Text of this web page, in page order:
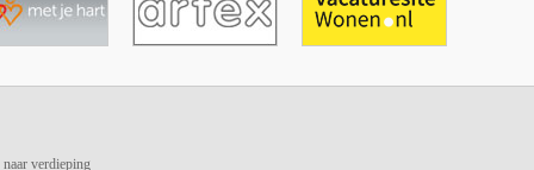
verdieping